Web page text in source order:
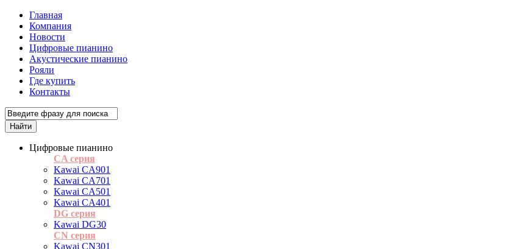
Главная
Компания
Новости
Цифровые пианино
Акустические пианино
Рояли
Где купить
Контакты
Цифровые пианино
CA серия
Kawai CA901
Kawai CA701
Kawai CA501
Kawai CA401
DG серия
Kawai DG30
CN серия
Kawai CN301